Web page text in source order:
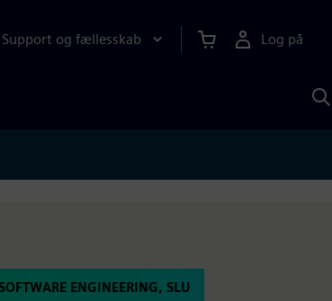
Support og fællesskab Log på
ENGINEERING, SLU